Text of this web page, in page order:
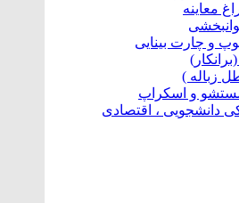
معاینه
و چارت بینایی
زباله )
و اسکراپ
دانشجویی ، اقتصادی